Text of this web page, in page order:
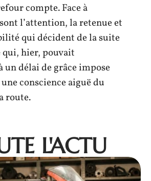
compte. Face à
l’attention, la retenue et
qui décident de la suite
qui, hier, pouvait
un délai de grâce impose
conscience aiguë du
route.
L'ACTU